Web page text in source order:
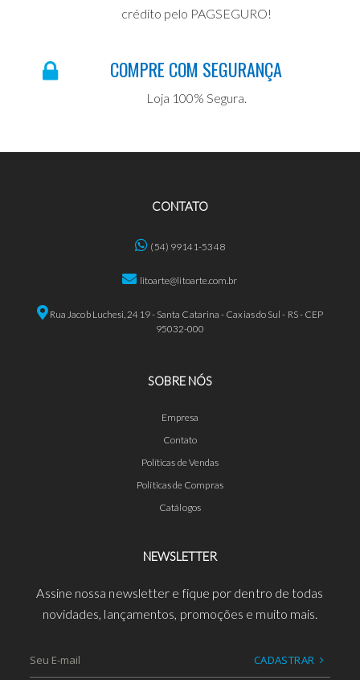
crédito pelo PAGSEGURO!
COMPRE COM SEGURANÇA
Loja 100% Segura.
CONTATO
(54) 99141-5348
litoarte@litoarte.com.br
Rua Jacob Luchesi, 2419 - Santa Catarina - Caxias do Sul - RS - CEP
95032-000
SOBRE NÓS
Empresa
Contato
Políticas de Vendas
Políticas de Compras
Catálogos
NEWSLETTER
Assine nossa newsletter e fique por dentro de todas
novidades, lançamentos, promoções e muito mais.
CADASTRAR